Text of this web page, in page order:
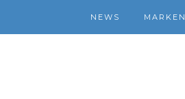
NEWS MARKEN